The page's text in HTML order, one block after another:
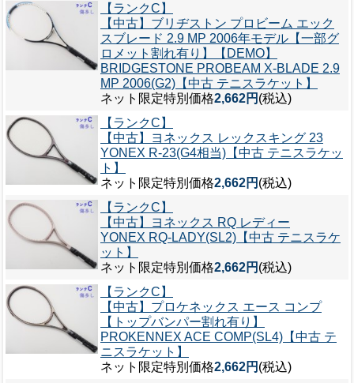
【ランクC】
【中古】ブリヂストン プロビーム エック
スブレード 2.9 MP 2006年モデル【一部グ
ロメット割れ有り】【DEMO】
BRIDGESTONE PROBEAM X-BLADE 2.9
MP 2006(G2)【中古 テニスラケット】
ネット限定特別価格2,662円 (税込)
【ランクC】
【中古】ヨネックス レックスキング 23
YONEX R-23(G4相当)【中古 テニスラケッ
ト】
ネット限定特別価格2,662円 (税込)
【ランクC】
【中古】ヨネックス RQ レディー
YONEX RQ-LADY(SL2)【中古 テニスラケ
ット】
ネット限定特別価格2,662円 (税込)
【ランクC】
【中古】プロケネックス エース コンプ
【トップバンパー割れ有り】
PROKENNEX ACE COMP(SL4)【中古 テ
ニスラケット】
ネット限定特別価格2,662円 (税込)